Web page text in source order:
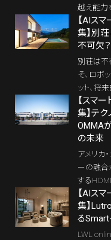
越え能力
の生活を
日本初披
ージへと
【AIス
集】別
不可欠
別荘は不
そ、ロボ
ット、将
なく、不
りうる。
マートホ
【スマ
集】テ
OMMA
の未来
アメリカ
ーの融合
する
単なる「
ーティン
年、同社
本木ショ
【AIス
集】
る
LWL